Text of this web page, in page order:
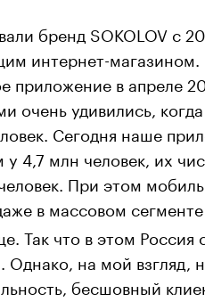
бренд SOKOLOV c
интернет-
приложение в апреле
очень удивились,
Сегодня наше
у 4,7 млн человек, их
При этом
в массовом сегменте
Так что в этом
Однако, на мой взгляд,
бесшовный